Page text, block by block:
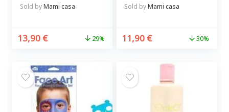
curare la barba
Sold byMami casa
13,90 € 29%
Sicurezza
Sold byMami casa
11,90 € 30%